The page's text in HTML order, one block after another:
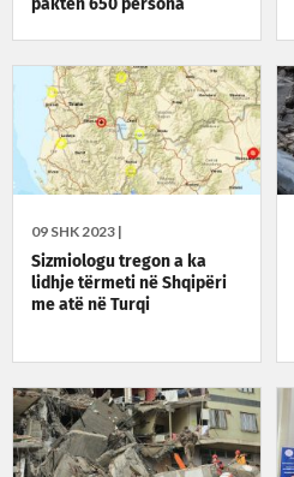
paktën 650 persona
09 SHK 2023 |
Sizmiologu tregon a ka
lidhje tërmeti në Shqipëri
me atë në Turqi